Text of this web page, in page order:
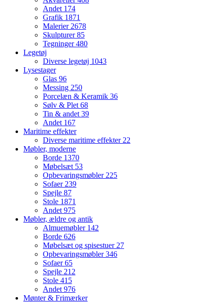
Andet 174
Grafik 1871
Malerier2678
Skulpturer85
Tegninger480
Legetøj
Diverse legetøj 1043
Lysestager
Glas 96
Messing 250
Porcelæn & Keramik 36
Sølv & Plet68
Tin & andet39
Andet 167
Maritime effekter
Diverse maritime effekter22
Møbler, moderne
Borde 1370
Møbelsæt 53
Opbevaringsmøbler225
Sofaer239
Spejle 87
Stole 1871
Andet975
Møbler, ældre og antik
Almuemøbler 142
Borde 626
Møbelsæt og spisestuer27
Opbevaringsmøbler346
Sofaer65
Spejle 212
Stole 415
Andet976
Mønter & Frimærker